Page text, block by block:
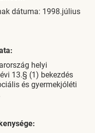
dátuma: 1998.július
helyi
13.§ (1) bekezdés
és gyermekjóléti